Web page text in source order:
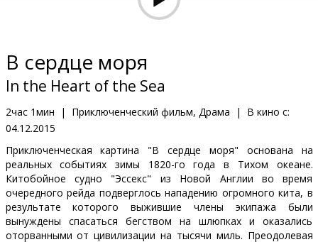
Клуб
В сердце моря
In the Heart of the Sea
2час 1мин | Приключенческий фильм, Драма |
В кино с:
04.12.2015
Приключенческая картина "В сердце моря" основана на
реальных событиях зимы 1820-го года в Тихом океане.
Китобойное судно "Эссекс" из Новой Англии во время
очередного рейда подверглось нападению огромного кита, в
результате которого выжившие члены экипажа были
вынуждены спасаться бегством на шлюпках и оказались
оторванными от цивилизации на тысячи миль. Преодолевая